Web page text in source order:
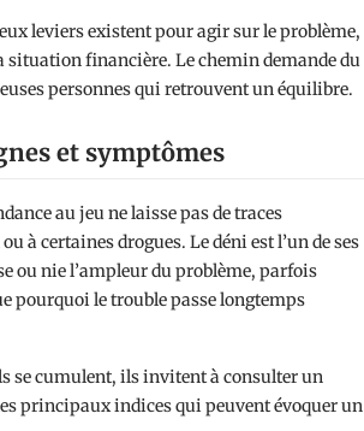
leviers existent pour agir sur le problème,
situation financière. Le chemin demande du
personnes qui retrouvent un équilibre.
et symptômes
au jeu ne laisse pas de traces
à certaines drogues. Le déni est l’un de ses
ou nie l’ampleur du problème, parfois
pourquoi le trouble passe longtemps
se cumulent, ils invitent à consulter un
principaux indices qui peuvent évoquer un